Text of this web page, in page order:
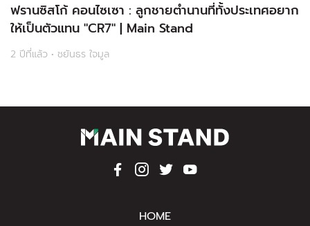
ฟรานซิสโก้ คอนไซเซา : ลูกชายตำนานที่ทั้งประเทศอยาก
ให้เป็นตัวแทน "CR7" | Main Stand
2 ปีที่แล้ว • ชยันธร ใจมูล
HOME